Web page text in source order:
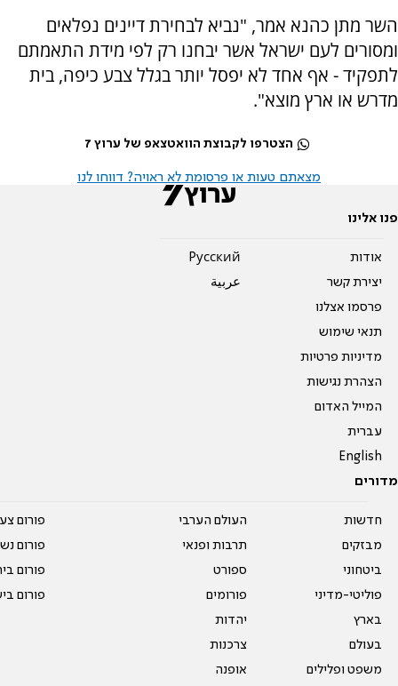
השר מתן כהנא אמר, "נביא לבחירת דיינים נפלאים
ומסורים לעם ישראל אשר יבחנו רק לפי מידת התאמתם
לתפקיד - אף אחד לא יפסל יותר בגלל צבע כיפה, בית
מדרש או ארץ מוצא".
הצטרפו לקבוצת הוואטצאפ של ערוץ 7
מצאתם טעות או פרסומת לא ראויה? דווחו לנו
פנו אלינו
אודות
יצירת קשר
פרסמו אצלנו
תנאי שימוש
מדיניות פרטיות
הצהרת נגישות
המייל האדום
עברית
English
Pусский
عربية
מדורים
חדשות
מבזקים
ביטחוני
פוליטי-מדיני
בארץ
בעולם
משפט ופלילים
העולם הערבי
תרבות ופנאי
ספורט
פורומים
יהדות
צרכנות
אופנה
פורום
פורום
פורום
פורום